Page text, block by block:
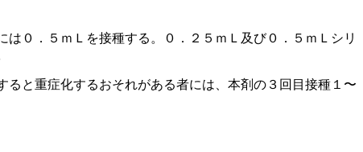
０．５ｍＬを接種する。０．２５ｍＬ及び０．５ｍＬシリ
と重症化するおそれがある者には、本剤の３回目接種１〜